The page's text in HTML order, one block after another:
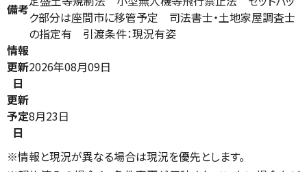
備考ク部分は座間市に移管予定 司法書士・土地家屋調査士
の指定有 引渡条件：現況有姿
情報
更新
日
2026年08月09日
更新
予定
日
8月23日
※情報と現況が異なる場合は現況を優先とします。